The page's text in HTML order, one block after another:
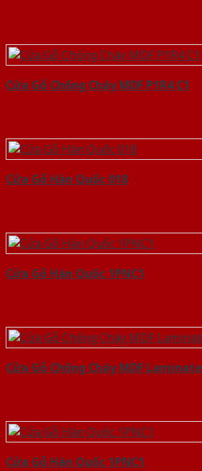
Cửa Gỗ Chống Cháy MDF P1R4 C1
Cửa Gỗ Hàn Quốc 018
Cửa Gỗ Hàn Quốc 1PNC1
Cửa Gỗ Chống Cháy MDF Laminate
Cửa Gỗ Hàn Quốc 1PNC1